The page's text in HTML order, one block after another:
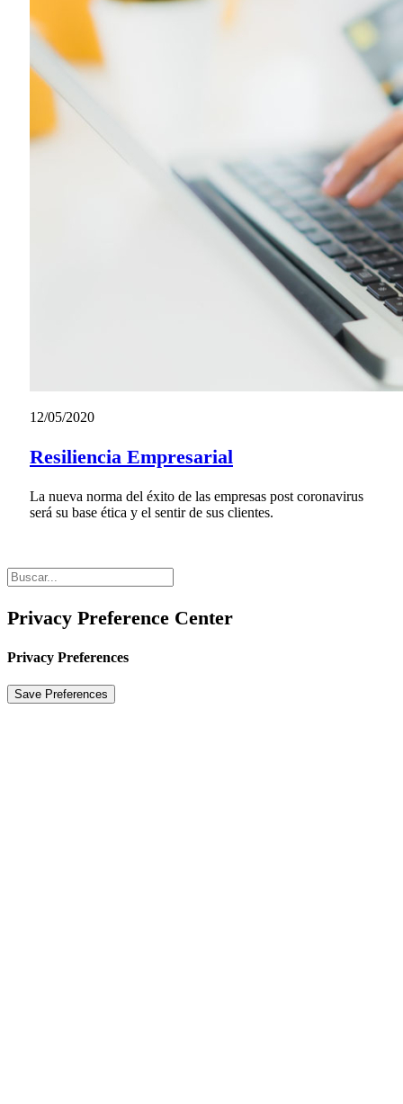
12/05/2020
Resiliencia Empresarial
La nueva norma del éxito de las empresas post coronavirus
será su base ética y el sentir de sus clientes.
Privacy Preference Center
Privacy Preferences